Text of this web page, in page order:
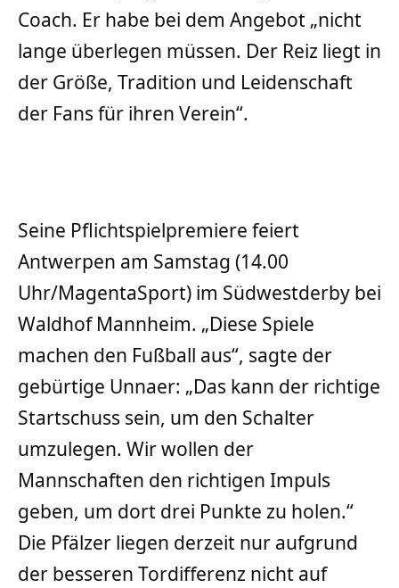
Coach. Er habe bei dem Angebot „nicht
lange überlegen müssen. Der Reiz liegt in
der Größe, Tradition und Leidenschaft
der Fans für ihren Verein“.
Seine Pflichtspielpremiere feiert
Antwerpen am Samstag (14.00
Uhr/MagentaSport) im Südwestderby bei
Waldhof Mannheim. „Diese Spiele
machen den Fußball aus“, sagte der
gebürtige Unnaer: „Das kann der richtige
Startschuss sein, um den Schalter
umzulegen. Wir wollen der
Mannschaften den richtigen Impuls
geben, um dort drei Punkte zu holen.“
Die Pfälzer liegen derzeit nur aufgrund
der besseren Tordifferenz nicht auf